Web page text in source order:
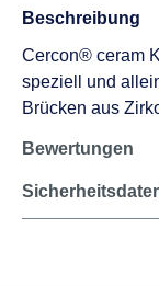
Beschreibung
Cercon® ceram
speziell und
Brücken aus
Bewertungen